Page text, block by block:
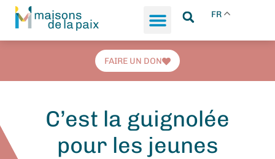
FR
FAIRE UN DON
C’est la guignolée
pour les jeunes